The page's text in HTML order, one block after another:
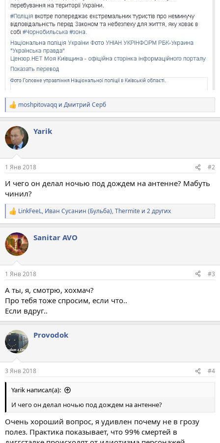
Р
е
к
ц
и
moshpitovaqq и Дмитрий Серб
Yarik
1 Янв 2018 #2
И чего он делал ночью под дождем на антенне? Мабуть
чинил?
Р
е
к
ц
и
LinkFeeL, Иван Сусанин (Бульба),Thermite и 2 других
Sanitar AVO
1 Янв 2018 #3
А ты, я, смотрю, хохмач?
Про тебя тоже спросим, если что..
Если вдруг..
Provodok
3 Янв 2018 #4
Yarik написал(а):
И чего он делал ночью под дождем на антенне?
Очень хороший вопрос, я удивлен почему не в грозу
полез. Практика показывает, что 99% смертей в